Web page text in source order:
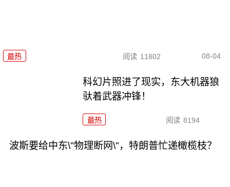
最热 阅读 11802 08-04
科幻片照进了现实，东大机器狼
驮着武器冲锋！
最热 阅读 8194
波斯要给中东\"物理断网\"，特朗普忙递橄榄枝？